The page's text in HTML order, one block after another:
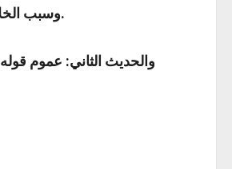
وسبب)) رواه أحمد والترمذي وصححه الألباني.
والحديث الثاني: عموم